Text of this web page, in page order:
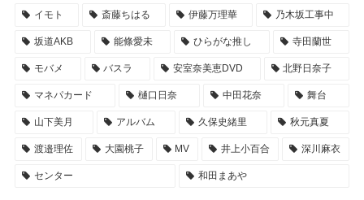
イモト 斎藤ちはる 伊藤万理華 乃木坂工事中
坂道AKB 能條愛未 ひらがな推し 寺田蘭世
モバメ バスラ 安室奈美恵DVD 北野日奈子
マネパカード 樋口日奈 中田花奈 舞台
山下美月 アルバム 久保史緒里 秋元真夏
渡邉理佐 大園桃子 MV 井上小百合 深川麻衣
センター 和田まあや